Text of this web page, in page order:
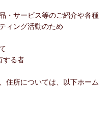
・サービス等のご紹介や各種
ィング活動のため
する者
住所については、以下ホーム